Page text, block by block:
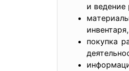
и
покупкa